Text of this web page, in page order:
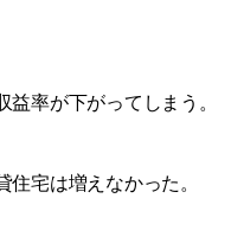
益率が下がってしまう。
宅は増えなかった。